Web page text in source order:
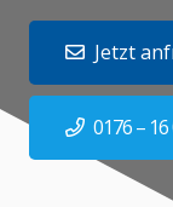
Jetzt
0176 –